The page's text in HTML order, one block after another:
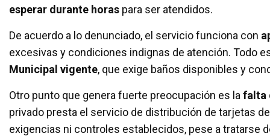
esperar durante horas para ser atendidos.
De acuerdo a lo denunciado, el servicio funciona con
excesivas y condiciones indignas de atención. Todo
Municipal vigente, que exige baños disponibles y
Otro punto que genera fuerte preocupación es lafalta
privado presta el servicio de distribución de tarjetas
exigencias ni controles establecidos, pese a tratarse